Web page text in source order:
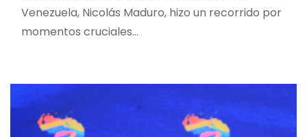
Venezuela, Nicolás Maduro, hizo un recorrido por
momentos cruciales…